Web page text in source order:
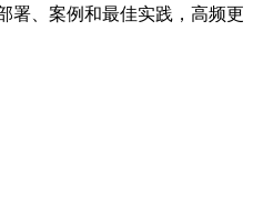
署、案例和最佳实践，高频更